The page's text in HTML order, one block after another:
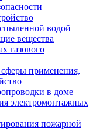
водой
вещества
газового
применения,
в доме
электромонтажных
пожарной